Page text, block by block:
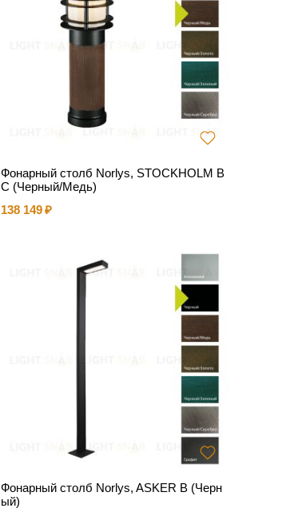
Фонарный столб Norlys, STOCKHOLM B
C (Черный/Медь)
138 149
Фонарный столб Norlys, ASKER B (Черн
ый)